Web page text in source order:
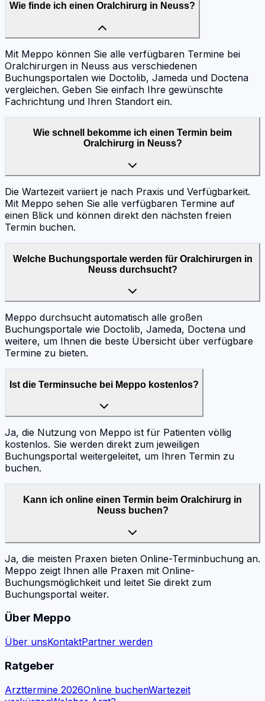
Wie finde ich einen Oralchirurg in Neuss?
Mit Meppo können Sie alle verfügbaren Termine bei
Oralchirurgen in Neuss aus verschiedenen
Buchungsportalen wie Doctolib, Jameda und Doctena
vergleichen. Geben Sie einfach Ihre gewünschte
Fachrichtung und Ihren Standort ein.
Wie schnell bekomme ich einen Termin beim
Oralchirurg in Neuss?
Die Wartezeit variiert je nach Praxis und Verfügbarkeit.
Mit Meppo sehen Sie alle verfügbaren Termine auf
einen Blick und können direkt den nächsten freien
Termin buchen.
Welche Buchungsportale werden für Oralchirurgen in
Neuss durchsucht?
Meppo durchsucht automatisch alle großen
Buchungsportale wie Doctolib, Jameda, Doctena und
weitere, um Ihnen die beste Übersicht über verfügbare
Termine zu bieten.
Ist die Terminsuche bei Meppo kostenlos?
Ja, die Nutzung von Meppo ist für Patienten völlig
kostenlos. Sie werden direkt zum jeweiligen
Buchungsportal weitergeleitet, um Ihren Termin zu
buchen.
Kann ich online einen Termin beim Oralchirurg in
Neuss buchen?
Ja, die meisten Praxen bieten Online-Terminbuchung an.
Meppo zeigt Ihnen alle Praxen mit Online-
Buchungsmöglichkeit und leitet Sie direkt zum
Buchungsportal weiter.
Über Meppo
Über unsKontaktPartner werden
Ratgeber
Arzttermine 2026Online buchenWartezeit